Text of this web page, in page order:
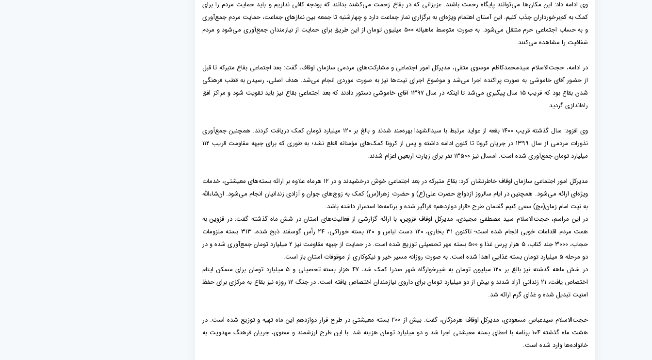
وی ادامه داد: این مکان‌ها می‌توانند پایگاه رحمت باشند. عزیزانی که در بقاع زحمت می‌کشند بدانند که بودجه کافی نداریم و باید حمایت مردم را برای
کمک به کم‌برخورداران جذب کنیم. این آستان اهتمام ویژه‌ای به برگزاری نماز جماعت دارد و چهارشنبه تا جمعه بین نمازهای جماعت، حمایت مردم جمع‌آوری
و به حساب اجتماعی حرم منتقل می‌شود. به صورت متوسط ماهیانه ۵۰۰ میلیون تومان از این طریق برای حمایت از نیازمندان جمع‌آوری می‌شود و مردم
شفافیت را مشاهده می‌کنند.
در ادامه، حجت‌الاسلام سیدمحمدکاظم موسوی متقی، مدیرکل امور اجتماعی و مشارکت‌های مردمی سازمان اوقاف، گفت: بعد اجتماعی بقاع متبرکه تا قبل
از حضور آقای خاموشی به صورت پراکنده اجرا می‌شد و موضوع اجرای نیت‌ها نیز به صورت موردی انجام می‌شد. هدف اصلی، رسیدن به قطب فرهنگی
شدن بقاع بود که قریب ۱۵ سال پیگیری می‌شد تا اینکه در سال ۱۳۹۷ آقای خاموشی دستور دادند که بعد اجتماعی بقاع نیز باید تقویت شود و مراکز افق
راه‌اندازی گردید.
وی افزود: سال گذشته قریب ۱۴۰۰ بقعه از عواید مرتبط با سیدالشهدا بهره‌مند شدند و بالغ بر ۱۲۰ میلیارد تومان کمک دریافت کردند. همچنین جمع‌آوری
نذورات مردمی از سال ۱۳۹۹ در جریان کرونا تا کنون ادامه داشته و پس از کرونا کمک‌های مؤمنانه قطع نشد؛ به طوری که برای جبهه مقاومت قریب ۱۱۲
میلیارد تومان جمع‌آوری شده است. امسال نیز ۱۳۵۰۰ نفر برای زیارت اربعین اعزام شدند.
مدیرکل امور اجتماعی سازمان اوقاف خاطرنشان کرد: بقاع متبرکه در بعد اجتماعی خوش درخشیدند و در ۱۲ هرماه علاوه بر ارائه بسته‌های معیشتی، خدمات
ویژه‌ای ارائه می‌شود. همچنین در ایام سالروز ازدواج حضرت علی(ع) و حضرت زهرا(س) کمک به زوج‌های جوان و آزادی زندانیان انجام می‌شود. ان‌شاءالله
به نیت امام زمان(عج) سعی کنیم گفتمان طرح «قرار دوازدهم» فراگیر شده و برنامه‌ها استمرار داشته باشد.
در این مراسم، حجت‌الاسلام سید مصطفی مجیدی، مدیرکل اوقاف قزوین، با ارائه گزارشی از فعالیت‌های استان در شش ماه گذشته گفت: در قزوین به
همت مردم اقدامات خوبی انجام شده است؛ تاکنون ۳۱ بخاری، ۱۲۰ دست لباس و ۱۲۰ بسته خوراکی، ۲۴ رأس گوسفند ذبح شده، ۳۱۳ بسته ملزومات
حجاب، ۳۰۰۰ جلد کتاب، ۵ هزار پرس غذا و ۵۰۰ بسته مهر تحصیلی توزیع شده است. در حمایت از جبهه مقاومت نیز ۲ میلیارد تومان جمع‌آوری شده و در
دو مرحله ۵ میلیارد تومان بسته غذایی اهدا شده است. به صورت روزانه مسیر خیر و نیکوکاری از موقوفات استان باز است.
در شش ماهه گذشته نیز بالغ بر ۱۲۰ میلیون تومان به شیرخوارگاه شهر صدرا کمک شد، ۴۷ هزار بسته تحصیلی و ۵ میلیارد تومان برای مسکن ایتام
اختصاص یافت، ۲۱ زندانی آزاد شدند و بیش از دو میلیارد تومان برای داروی نیازمندان اختصاص یافته است. در جنگ ۱۲ روزه نیز بقاع به مرکزی برای حفظ
امنیت تبدیل شده و غذای گرم ارائه شد.
حجت‌الاسلام سیدعباس مسعودی، مدیرکل اوقاف هرمزگان، گفت: بیش از ۲۰۰ بسته معیشتی در طرح قرار دوازدهم این ماه تهیه و توزیع شده است. در
هشت ماه گذشته ۱۰۴ برنامه با اعطای بسته معیشتی اجرا شد و دو میلیارد تومان هزینه شد. با این طرح ارزشمند و معنوی، جریان فرهنگ مهدویت به
خانواده‌ها وارد شده است.